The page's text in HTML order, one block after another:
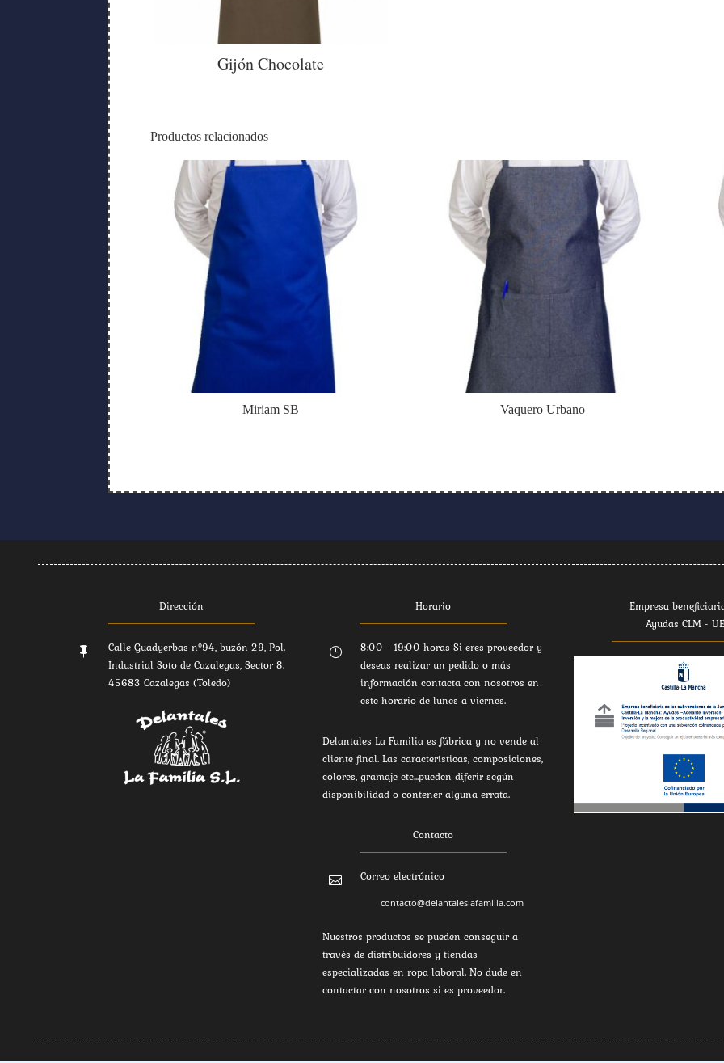
Gijón Chocolate
Productos relacionados
Miriam SB Vaquero Urbano
Dirección

Calle Guadyerbas nº94, buzón 29, Pol.
Industrial Soto de Cazalegas, Sector 8.
45683 Cazalegas (Toledo)
Horario
}
8:00 - 19:00 horas Si eres proveedor y
deseas realizar un pedido o más
información contacta con nosotros en
este horario de lunes a viernes.
Delantales La Familia es fábrica y no vende al
cliente final. Las características, composiciones,
colores, gramaje etc...pueden diferir según
disponibilidad o contener alguna errata.
Contacto
 Correo electrónico
contacto@delantaleslafamilia.com
Nuestros productos se pueden conseguir a
través de distribuidores y tiendas
especializadas en ropa laboral. No dude en
contactar con nosotros si es proveedor.
Empresa
Ayudas CLM - UE